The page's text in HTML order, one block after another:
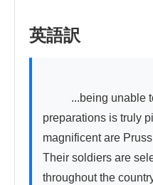
英語訳
preparations is truly
magnificent are
Their soldiers are
throughout the